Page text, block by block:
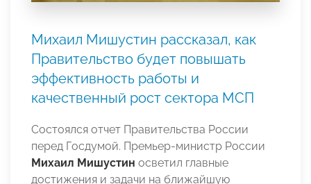
Михаил Мишустин рассказал, как
Правительство будет повышать
эффективность работы и
качественный рост сектора МСП
Состоялся отчет Правительства России
перед Госдумой. Премьер-министр России
Михаил Мишустин осветил главные
достижения и задачи на ближайшую